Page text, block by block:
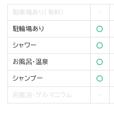
駐車場あり（有料）
駐輪場あり
シャワー
お風呂・温泉
シャンプー
岩盤浴・ゲルマニウム